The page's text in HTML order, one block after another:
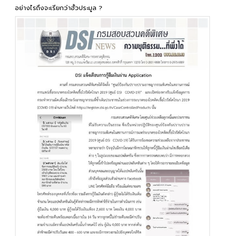
อย่างไรถึงจะเรียกว่าฮั้วประมูล ?